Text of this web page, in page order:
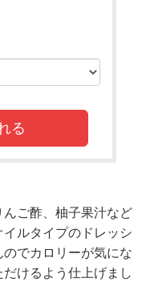
る
ご酢、柚子果汁など
ルタイプのドレッシ
でカロリーが気にな
けるよう仕上げまし